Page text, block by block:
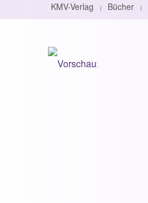
KMV-Verlag | Bücher |